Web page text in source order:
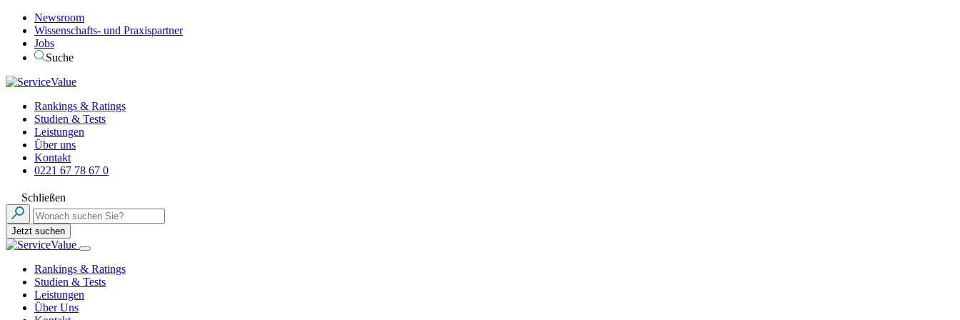
Newsroom
Wissenschafts- und Praxispartner
Jobs
Suche
Rankings & Ratings
Studien & Tests
Leistungen
Über uns
Kontakt
0221 67 78 67 0
Schließen
Jetzt suchen
Rankings & Ratings
Studien & Tests
Leistungen
Über Uns